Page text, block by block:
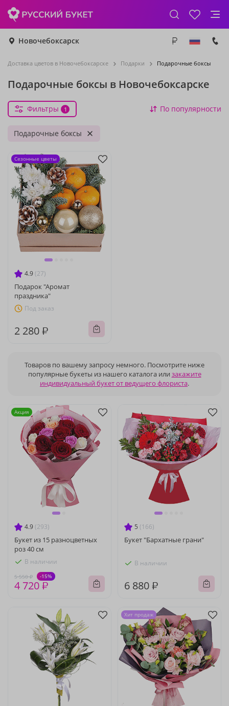
Новочебоксарск
Доставка цветов в Новочебоксарске Подарки Подарочные боксы
Подарочные боксы в Новочебоксарске
Фильтры 1 По популярности
Подарочные боксы
4.9 (27)
Подарок "Аромат
праздника"
Под заказ
2 280 ₽
Сезонные цветы
Товаров по вашему запросу немного. Посмотрите ниже
популярные букеты из нашего каталога или закажите
индивидуальный букет от ведущего флориста.
4.9 (293)
Букет из 15 разноцветных
роз 40 см
В наличии
5 550 ₽ -15%
4 720 ₽
Акция
5 (166)
Букет "Бархатные грани"
В наличии
6 880 ₽
Хит продаж